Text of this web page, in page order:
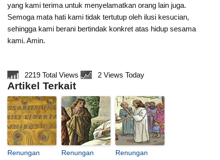
yang kami terima untuk menyelamatkan orang lain juga.
Semoga mata hati kami tidak tertutup oleh ilusi kesucian,
sehingga kami berani bertindak konkret atas hidup sesama
kami. Amin.
2219 Total Views 2 Views Today
Artikel Terkait
Renungan
Renungan
Renungan